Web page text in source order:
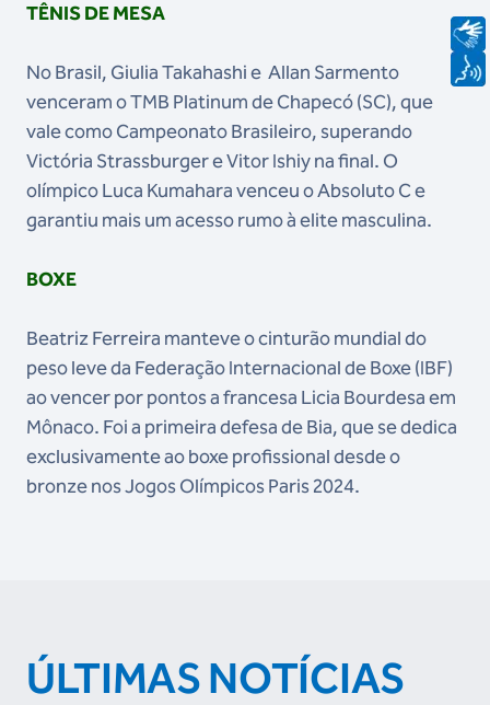
TÊNIS DE MESA
No Brasil, Giulia Takahashi e Allan Sarmento
venceram o TMB Platinum de Chapecó (SC), que
vale como Campeonato Brasileiro, superando
Victória Strassburger e Vitor Ishiy na final. O
olímpico Luca Kumahara venceu o Absoluto C e
garantiu mais um acesso rumo à elite masculina.
BOXE
Beatriz Ferreira manteve o cinturão mundial do
peso leve da Federação Internacional de Boxe (IBF)
ao vencer por pontos a francesa Licia Bourdesa em
Mônaco. Foi a primeira defesa de Bia, que se dedica
exclusivamente ao boxe profissional desde o
bronze nos Jogos Olímpicos Paris 2024.
ÚLTIMAS NOTÍCIAS